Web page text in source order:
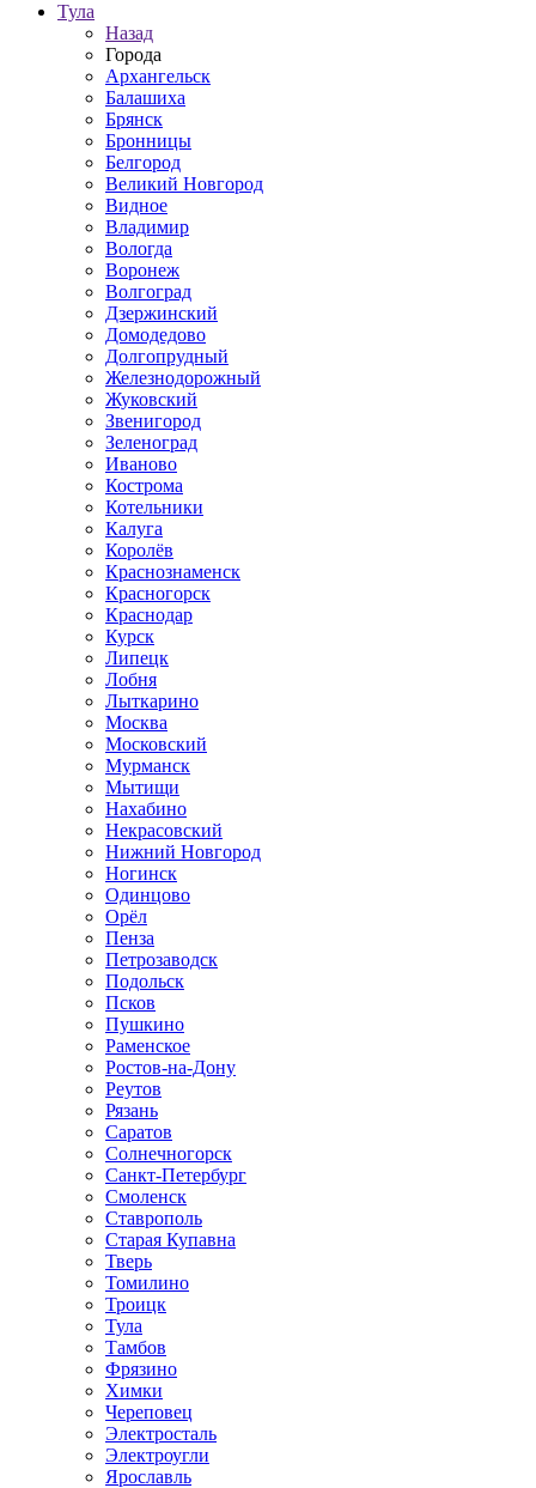
Тула
Назад
Города
Архангельск
Балашиха
Брянск
Бронницы
Белгород
Великий Новгород
Видное
Владимир
Вологда
Воронеж
Волгоград
Дзержинский
Домодедово
Долгопрудный
Железнодорожный
Жуковский
Звенигород
Зеленоград
Иваново
Кострома
Котельники
Калуга
Королёв
Краснознаменск
Красногорск
Краснодар
Курск
Липецк
Лобня
Лыткарино
Москва
Московский
Мурманск
Мытищи
Нахабино
Некрасовский
Нижний Новгород
Ногинск
Одинцово
Орёл
Пенза
Петрозаводск
Подольск
Псков
Пушкино
Раменское
Ростов-на-Дону
Реутов
Рязань
Саратов
Солнечногорск
Санкт-Петербург
Смоленск
Ставрополь
Старая Купавна
Тверь
Томилино
Троицк
Тула
Тамбов
Фрязино
Химки
Череповец
Электросталь
Электроугли
Ярославль